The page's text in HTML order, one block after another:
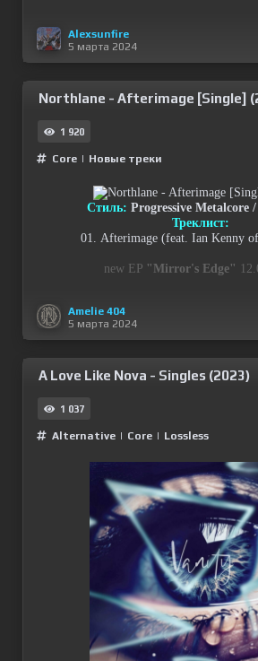
Alexsunfire
5 марта 2024
Northlane - Afterimage [Single]
1 920
Сore | Новые треки
Стиль: Progressive Metalcore
Треклист:
01. Afterimage (feat. Ian Kenny of
new EP "Mirror's Edge"
Amelie 404
5 марта 2024
A Love Like Nova - Singles (2023)
1 037
Alternative | Сore | Lossless